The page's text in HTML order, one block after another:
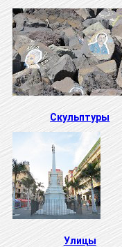
Скульптуры
Улицы